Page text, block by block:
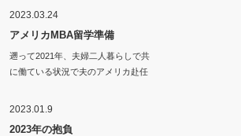
2023.03.24
アメリカMBA留学準備
遡って2021年、夫婦二人暮らしで共
に働ている状況で夫のアメリカ赴任
2023.01.9
2023年の抱負